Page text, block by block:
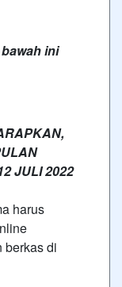
ini
JULI 2022
harus
berkas di